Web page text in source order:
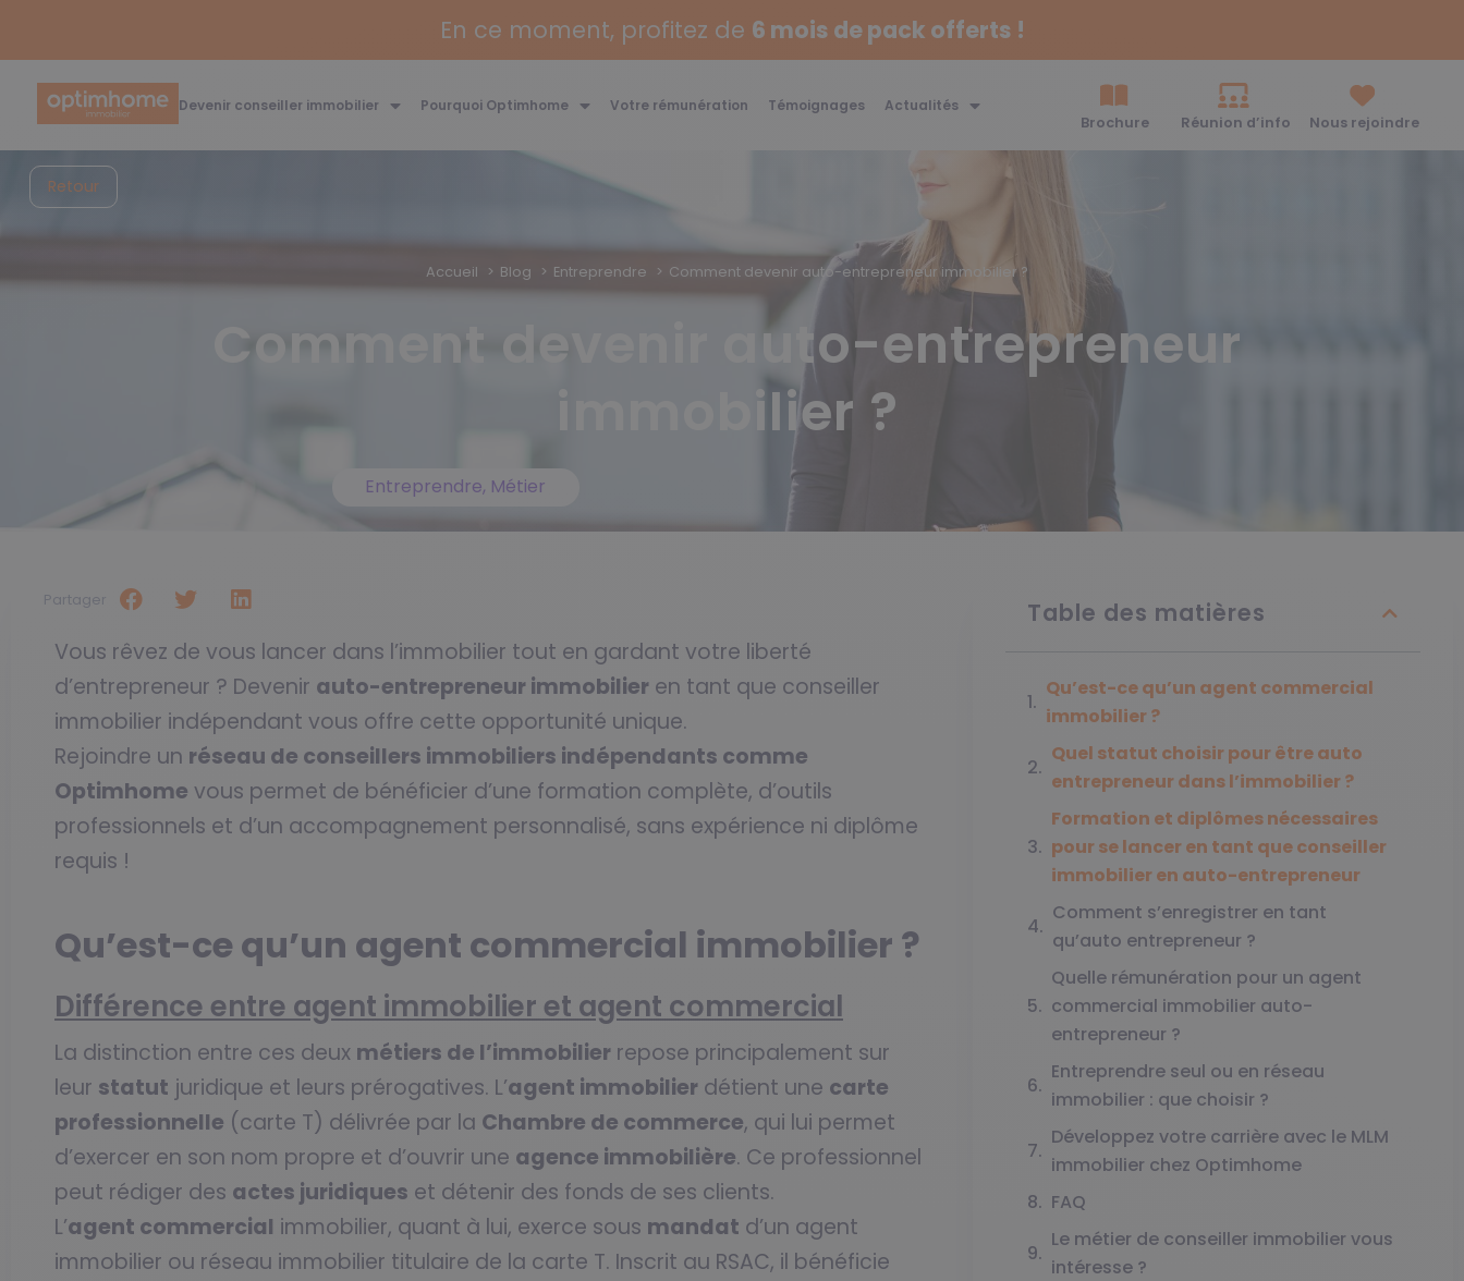
Offre spéciale !
Devenir conseiller immobilier Pourquoi Optimhome Votre rémunération Témoignages
Actualités
Brochure
Réunion d’info Nous rejoindre
Retour
Accueil Blog Entreprendre Comment devenir auto-entrepreneur immobilier ?
Comment devenir auto-entrepreneur
immobilier ?
Entreprendre, Métier
Partager
Vous rêvez de vous lancer dans l’immobilier tout en gardant votre liberté
d’entrepreneur ? Devenir auto-entrepreneur immobilier en tant que conseiller
immobilier indépendant vous offre cette opportunité unique.
Rejoindre un réseau de conseillers immobiliers indépendants comme
Optimhome vous permet de bénéficier d’une formation complète, d’outils
professionnels et d’un accompagnement personnalisé, sans expérience ni diplôme
requis !
Qu’est-ce qu’un agent commercial immobilier ?
Différence entre agent immobilier et agent commercial
La distinction entre ces deux métiers de l’immobilier repose principalement sur
leur statut juridique et leurs prérogatives. L’agent immobilier détient une carte
professionnelle (carte T) délivrée par la Chambre de commerce, qui lui permet
d’exercer en son nom propre et d’ouvrir une agence immobilière. Ce professionnel
peut rédiger des actes juridiques et détenir des fonds de ses clients.
L’agent commercial immobilier, quant à lui, exerce sous mandat d’un agent
immobilier ou réseau immobilier titulaire de la carte T. Inscrit au RSAC, il bénéficie
Table des matières
Qu’est-ce qu’un agent commercial
immobilier ?
Quel statut choisir pour être auto
entrepreneur dans l’immobilier ?
Formation et diplômes nécessaires
pour se lancer en tant que conseiller
immobilier en auto-entrepreneur
Comment s’enregistrer en tant
qu’auto entrepreneur ?
Quelle rémunération pour un agent
commercial immobilier auto-
entrepreneur ?
Entreprendre seul ou en réseau
immobilier : que choisir ?
Développez votre carrière avec le MLM
immobilier chez Optimhome
FAQ
Le métier de conseiller immobilier vous
intéresse ?